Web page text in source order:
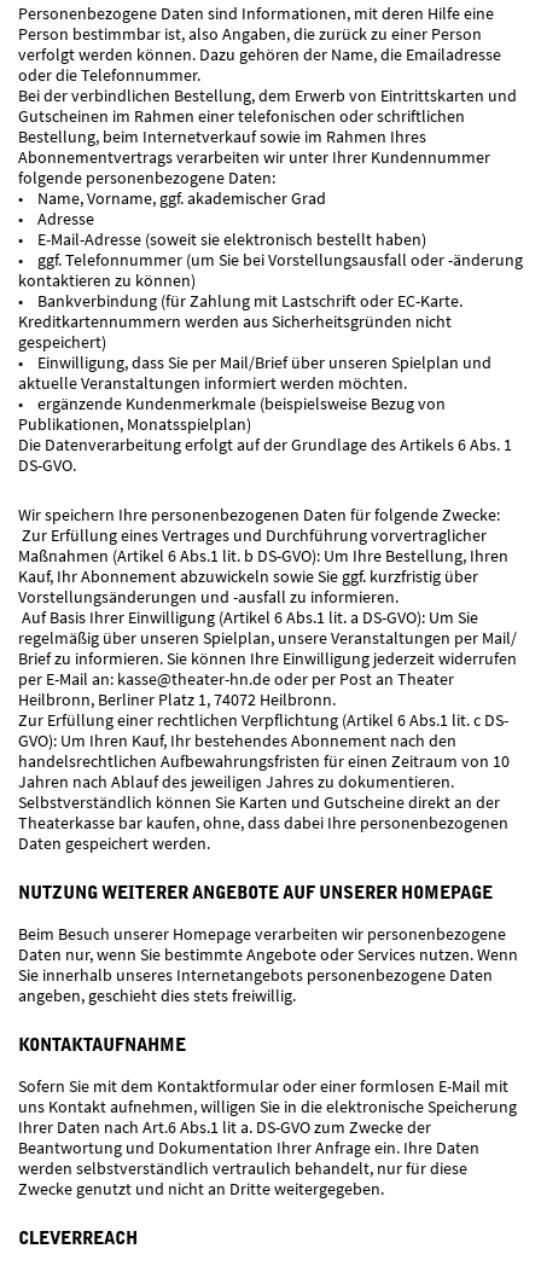
Personenbezogene Daten sind Informationen, mit deren Hilfe eine
Person bestimmbar ist, also Angaben, die zurück zu einer Person
verfolgt werden können. Dazu gehören der Name, die Emailadresse
oder die Telefonnummer.
Bei der verbindlichen Bestellung, dem Erwerb von Eintrittskarten und
Gutscheinen im Rahmen einer telefonischen oder schriftlichen
Bestellung, beim Internetverkauf sowie im Rahmen Ihres
Abonnementvertrags verarbeiten wir unter Ihrer Kundennummer
folgende personenbezogene Daten:
• Name, Vorname, ggf. akademischer Grad
• Adresse
• E-Mail-Adresse (soweit sie elektronisch bestellt haben)
• ggf. Telefonnummer (um Sie bei Vorstellungsausfall oder -änderung
kontaktieren zu können)
• Bankverbindung (für Zahlung mit Lastschrift oder EC-Karte.
Kreditkartennummern werden aus Sicherheitsgründen nicht
gespeichert)
• Einwilligung, dass Sie per Mail/Brief über unseren Spielplan und
aktuelle Veranstaltungen informiert werden möchten.
• ergänzende Kundenmerkmale (beispielsweise Bezug von
Publikationen, Monatsspielplan)
Die Datenverarbeitung erfolgt auf der Grundlage des Artikels 6 Abs. 1
DS-GVO.
Wir speichern Ihre personenbezogenen Daten für folgende Zwecke:
Zur Erfüllung eines Vertrages und Durchführung vorvertraglicher
Maßnahmen (Artikel 6 Abs.1 lit. b DS-GVO): Um Ihre Bestellung, Ihren
Kauf, Ihr Abonnement abzuwickeln sowie Sie ggf. kurzfristig über
Vorstellungsänderungen und -ausfall zu informieren.
Auf Basis Ihrer Einwilligung (Artikel 6 Abs.1 lit. a DS-GVO): Um Sie
regelmäßig über unseren Spielplan, unsere Veranstaltungen per Mail/
Brief zu informieren. Sie können Ihre Einwilligung jederzeit widerrufen
per E-Mail an: kasse@theater-hn.de oder per Post an Theater
Heilbronn, Berliner Platz 1, 74072 Heilbronn.
Zur Erfüllung einer rechtlichen Verpflichtung (Artikel 6 Abs.1 lit. c DS-
GVO): Um Ihren Kauf, Ihr bestehendes Abonnement nach den
handelsrechtlichen Aufbewahrungsfristen für einen Zeitraum von 10
Jahren nach Ablauf des jeweiligen Jahres zu dokumentieren.
Selbstverständlich können Sie Karten und Gutscheine direkt an der
Theaterkasse bar kaufen, ohne, dass dabei Ihre personenbezogenen
Daten gespeichert werden.
NUTZUNG WEITERER ANGEBOTE AUF UNSERER HOMEPAGE
Beim Besuch unserer Homepage verarbeiten wir personenbezogene
Daten nur, wenn Sie bestimmte Angebote oder Services nutzen. Wenn
Sie innerhalb unseres Internetangebots personenbezogene Daten
angeben, geschieht dies stets freiwillig.
KONTAKTAUFNAHME
Sofern Sie mit dem Kontaktformular oder einer formlosen E-Mail mit
uns Kontakt aufnehmen, willigen Sie in die elektronische Speicherung
Ihrer Daten nach Art.6 Abs.1 lit a. DS-GVO zum Zwecke der
Beantwortung und Dokumentation Ihrer Anfrage ein. Ihre Daten
werden selbstverständlich vertraulich behandelt, nur für diese
Zwecke genutzt und nicht an Dritte weitergegeben.
CLEVERREACH